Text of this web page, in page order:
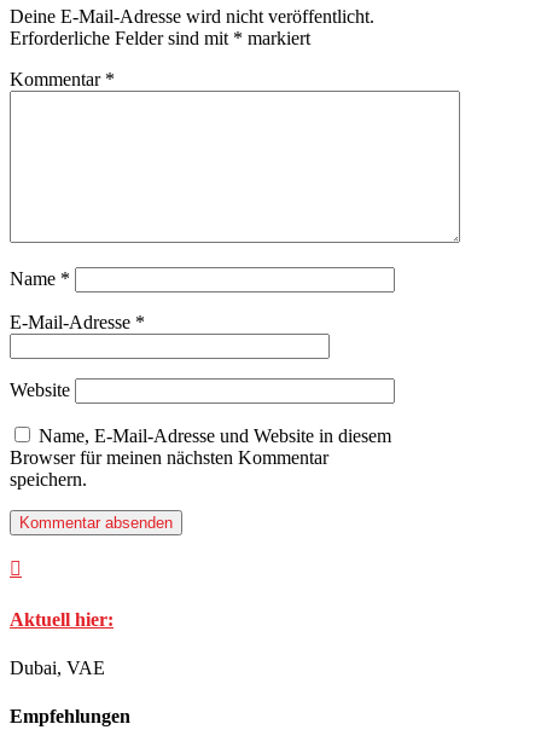
Deine E-Mail-Adresse wird nicht veröffentlicht.
Erforderliche Felder sind mit * markiert
Kommentar *
Name *
E-Mail-Adresse *
Website
Name, E-Mail-Adresse und Website in diesem
Browser für meinen nächsten Kommentar
speichern.

Aktuell hier:
Dubai, VAE
Empfehlungen